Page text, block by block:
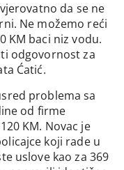
da se ne
Ne možemo reći
KM baci niz vodu.
odgovornost za
Ćatić.
problema sa
od firme
KM. Novac je
koji rade u
uslove kao za 369